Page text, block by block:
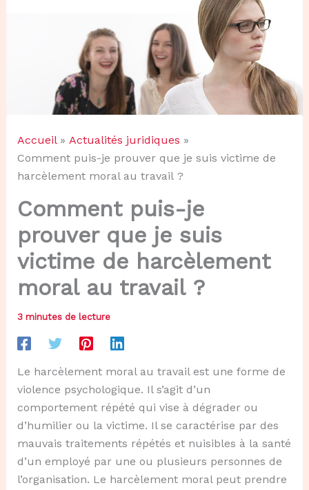
Accueil
Actualités juridiques
Comment puis-je prouver que je suis victime de
harcèlement moral au travail ?
Comment puis-je
prouver que je suis
victime de harcèlement
moral au travail ?
3 minutes de lecture
Le harcèlement moral au travail est une forme de
violence psychologique. Il s’agit d’un
comportement répété qui vise à dégrader ou
d’humilier ou la victime. Il se caractérise par des
mauvais traitements répétés et nuisibles à la santé
d’un employé par une ou plusieurs personnes de
l’organisation. Le harcèlement moral peut prendre